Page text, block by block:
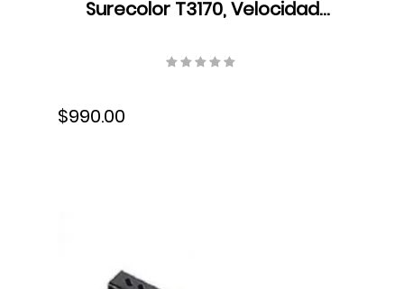
Surecolor T3170, Velocidad
Resolución 2400 x 1200 dpi,
$990.00